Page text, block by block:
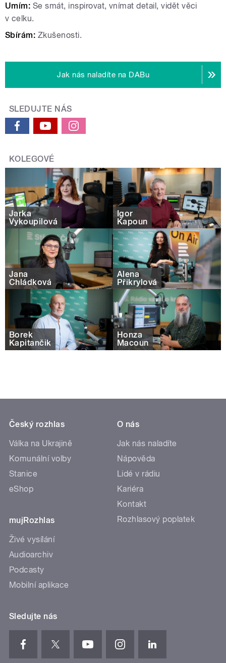
Umím: Se smát, inspirovat, vnímat detail, vidět věci
v celku.
Sbírám: Zkušenosti.
Jak nás naladíte na DABu
SLEDUJTE NÁS
KOLEGOVÉ
Jarka
Vykoupilová
Igor
Kapoun
Jana
Chládková
Alena
Přikrylová
Borek
Kapitančik
Honza
Macoun
Český rozhlas
Válka na Ukrajině
Komunální volby
Stanice
eShop
mujRozhlas
Živé vysílání
Audioarchiv
Podcasty
Mobilní aplikace
O nás
Jak nás naladíte
Nápověda
Lidé v rádiu
Kariéra
Kontakt
Rozhlasový poplatek
Sledujte nás